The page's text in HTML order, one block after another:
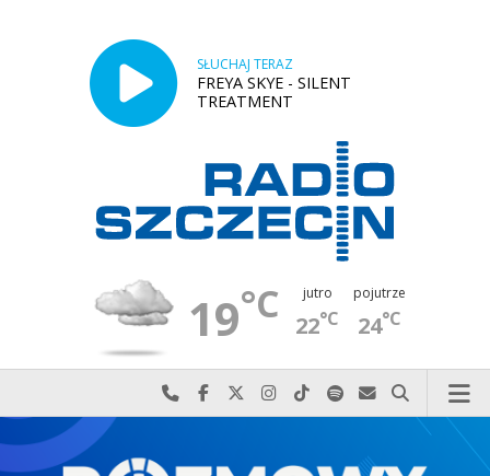
SŁUCHAJ TERAZ
FREYA SKYE - SILENT
TREATMENT
19°C jutro
22°C
pojutrze
24°C
Najlepiej po prostu do nas zadzwoń
Odwiedź nas na Facebook-u
Odwiedź nas na X
Odwiedź nas na Instagram-ie
Odwiedź nas na TikTok-u
Szukaj nas na Spotify
Wyślij do nas
Szukaj